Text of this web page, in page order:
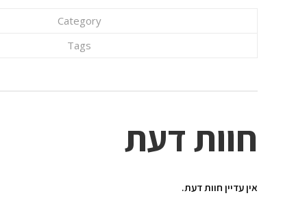
Category
Tags
חוות דעת
אין עדיין חוות דעת.